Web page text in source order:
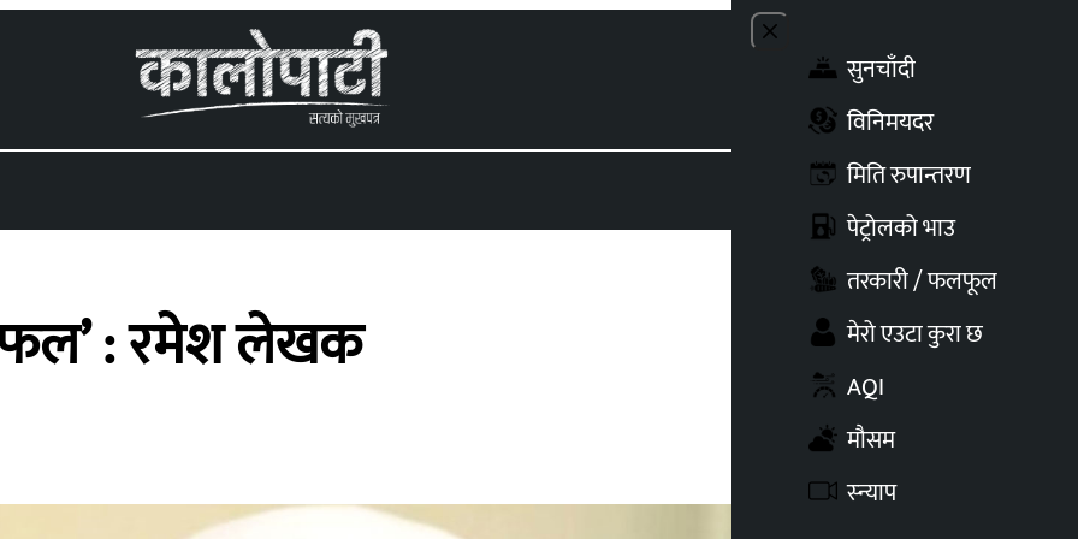
Close menu
सुनचाँदी
विनिमयदर
मिति रुपान्तरण
पेट्रोलको भाउ
तरकारी / फलफूल
मेरो एउटा कुरा छ
AQI
मौसम
स्न्याप
: रमेश लेखक